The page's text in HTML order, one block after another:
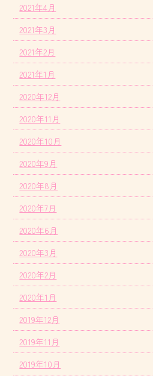
2021年4月
2021年3月
2021年2月
2021年1月
2020年12月
2020年11月
2020年10月
2020年9月
2020年8月
2020年7月
2020年6月
2020年3月
2020年2月
2020年1月
2019年12月
2019年11月
2019年10月